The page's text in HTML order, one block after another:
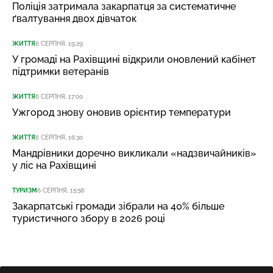
Поліція затримала закарпатця за систематичне
ґвалтування двох дівчаток
ЖИТТЯ6 СЕРПНЯ, 19:29
У громаді на Рахівщині відкрили оновлений кабінет
підтримки ветеранів
ЖИТТЯ6 СЕРПНЯ, 17:00
Ужгород знову оновив орієнтир температури
ЖИТТЯ6 СЕРПНЯ, 16:30
Мандрівники доречно викликали «надзвичайників»
у ліс на Рахівщині
ТУРИЗМ6 СЕРПНЯ, 15:58
Закарпатські громади зібрали на 40% більше
туристичного збору в 2026 році